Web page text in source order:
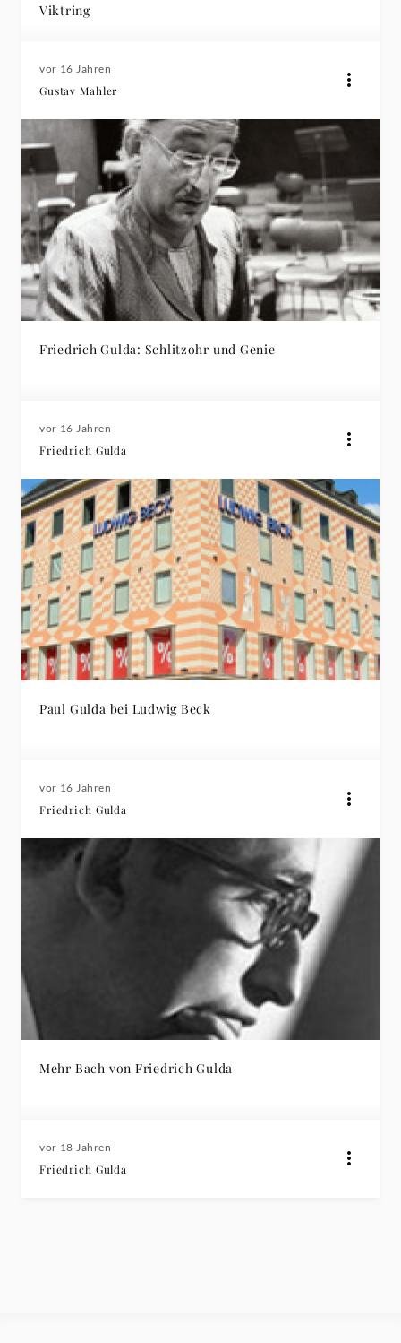
Viktring
vor 16 Jahren
Gustav Mahler
Friedrich Gulda: Schlitzohr und Genie
vor 16 Jahren
Friedrich Gulda
Paul Gulda bei Ludwig Beck
vor 16 Jahren
Friedrich Gulda
Mehr Bach von Friedrich Gulda
vor 18 Jahren
Friedrich Gulda